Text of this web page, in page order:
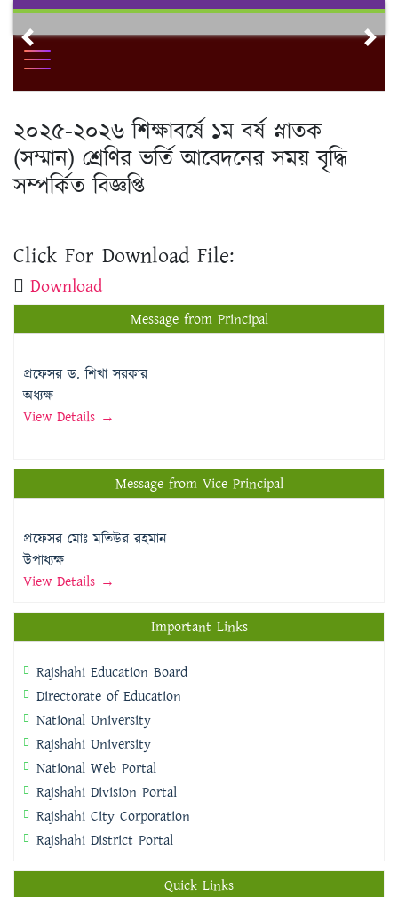
Skip
contentPrevious
২০২৫-২০২৬ শিক্ষাবর্ষে ১ম বর্ষ স্নাতক
(সম্মান) শ্রেণির ভর্তি আবেদনের সময় বৃদ্ধি
সম্পর্কিত বিজ্ঞপ্তি
Click For Download File:
Download
Message from Principal
প্রফেসর ড. শিখা সরকার
অধ্যক্ষ
View Details →
Message from Vice Principal
প্রফেসর মোঃ মতিউর রহমান
উপাধ্যক্ষ
View Details →
Important Links
Rajshahi Education Board
Directorate of Education
National University
Rajshahi University
National Web Portal
Rajshahi Division Portal
Rajshahi City Corporation
Rajshahi District Portal
Quick Links